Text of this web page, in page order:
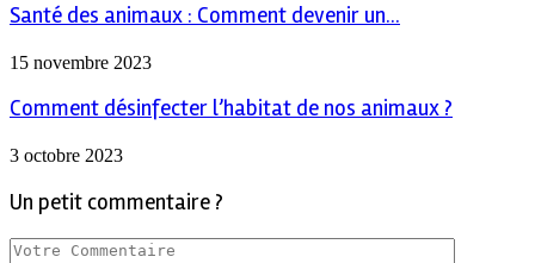
Santé des animaux : Comment devenir un...
15 novembre 2023
Comment désinfecter l’habitat de nos animaux ?
3 octobre 2023
Un petit commentaire ?